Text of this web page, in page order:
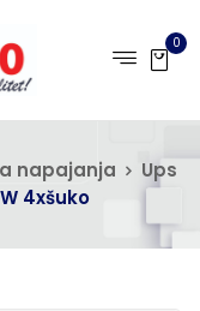
0
napajanja
Ups
4xšuko